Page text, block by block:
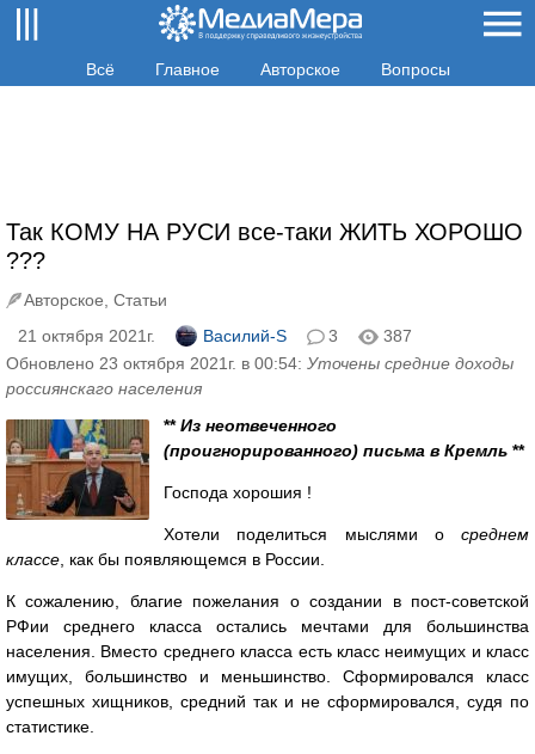
Всё Главное Авторское Вопросы
Так КОМУ НА РУСИ все-таки ЖИТЬ ХОРОШО
???
Авторское Статьи
21 октября 2021г.
Василий-S 3
387
Обновлено 23 октября 2021г. в 00:54: Уточены средние доходы
россиянскаго населения
**Из неотвеченного
(проигнорированного) письма в Кремль **
Господа хорошия !
Хотели поделиться мыслями о среднем
классе , как бы появляющемся в России.
К сожалению, благие пожелания о создании в пост-советской
РФии среднего класса остались мечтами для большинства
населения. Вместо среднего класса есть класс неимущих и класс
имущих, большинство и меньшинство. Сформировался класс
успешных хищников, средний так и не сформировался, судя по
статистике.